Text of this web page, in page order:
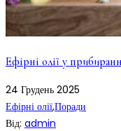
Ефірні олії у
24 Грудень 2025
Ефірні олії,Поради
Від: admin